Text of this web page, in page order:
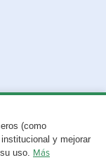
(como
y mejorar
uso. Más
aquí.